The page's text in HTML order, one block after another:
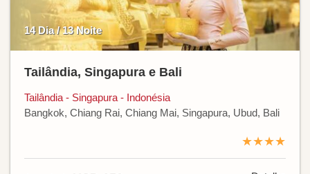
14 Dia / 13 Noite
Tailândia, Singapura e Bali
Tailândia - Singapura - Indonésia
Bangkok, Chiang Rai, Chiang Mai, Singapura, Ubud, Bali
★★★★